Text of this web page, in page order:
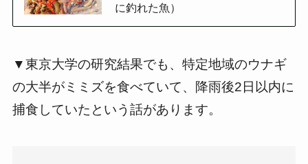
に釣れた魚）
▼東京大学の研究結果でも、特定地域のウナギ
の大半がミミズを食べていて、降雨後2日以内に
捕食していたという話があります。